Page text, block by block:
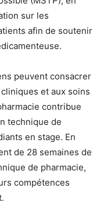
sur les
afin de soutenir
peuvent consacrer
et aux soins
contribue
technique de
en stage. En
de 28 semaines de
de pharmacie,
compétences